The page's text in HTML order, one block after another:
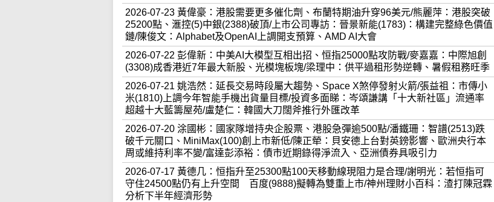
2026-07-23 黃偉豪：港股需要更多催化劑、布蘭特期油升穿96美元/熊麗萍：港股突破
25200點、滙控(5)中銀(2388)破頂/上市公司專訪：晉景新能(1783)：構建完整綠色價值
鏈/陳俊文：Alphabet及OpenAI上調開支預算、AMD AI大會
2026-07-22 彭偉新：中美AI大模型互相出招、恒指25000點攻防戰/麥嘉嘉：中際旭創
(3308)成香港近7年最大新股、光模塊板塊/梁理中：供平過租形勢逆轉、暑假租務旺季
2026-07-21 姚浩然：延長交易時段屬大趨勢、Space X煞停發射火箭/張益祖：市傳小
米(1810)上調今年智能手機出貨量目標/投資多面睇：岑頌謙講「十大新社區」流通率
超越十大藍籌屋苑/盧楚仁：韓國大刀闊斧推行外匯改革
2026-07-20 涂國彬：國家隊增持央企股票、港股急彈逾500點/潘鐵珊：智譜(2513)跌
破千元關口、MiniMax(100)創上市新低/陳正犖：貝安德上台對英鎊影響、歐洲央行本
周或維持利率不變/富達彭添裕：債市近期錄得淨流入、亞洲債券具吸引力
2026-07-17 黃德几：恒指升至25300點100天移動線現阻力是合理/謝明光：若恒指可
守住24500點仍有上升空間 百度(9888)擬轉為雙重上市/神州理財小百科：渣打陳冠霖
分析下半年經濟形勢